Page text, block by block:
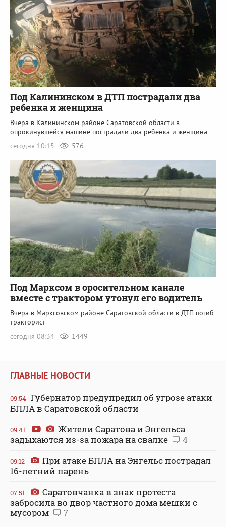
Под Калининском в ДТП пострадали два
ребенка и женщина
Вчера в Калининском районе Саратовской области в
опрокинувшейся машине пострадали два ребенка и женщина
сегодня 10:15
576
Под Марксом в оросительном канале
вместе с трактором утонул его водитель
Вчера в Марксовском районе Саратовской области в ДТП погиб
тракторист
сегодня 08:34
1449
ГЛАВНЫЕ НОВОСТИ
09:54 Губернатор предупредил об угрозе атаки
БПЛА в Саратовской области
09:41
Жители Саратова и Энгельса
задыхаются из-за пожара на свалке
4
09:12
При атаке БПЛА на Энгельс пострадал
16-летний парень
07:51
Саратовчанка в знак протеста
забросила во двор частного дома мешки с
мусором
7